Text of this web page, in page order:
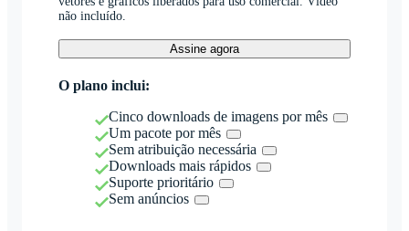
não incluído.
Assine agora
O plano inclui:
Cinco downloads de imagens por mês
Um pacote por mês
Sem atribuição necessária
Downloads mais rápidos
Suporte prioritário
Sem anúncios